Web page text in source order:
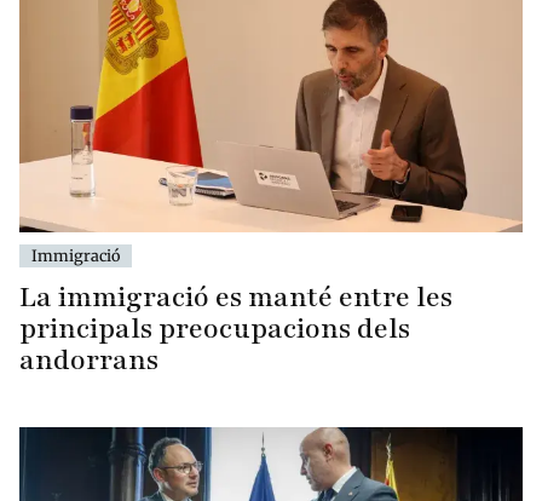
Immigració
La immigració es manté entre les
principals preocupacions dels
andorrans